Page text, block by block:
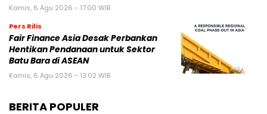
Kamis, 6 Agu 2026 - 17:00 WIB
Pers Rilis
Fair Finance Asia Desak Perbankan
Hentikan Pendanaan untuk Sektor
Batu Bara di ASEAN
Kamis, 6 Agu 2026 - 13:02 WIB
BERITA POPULER